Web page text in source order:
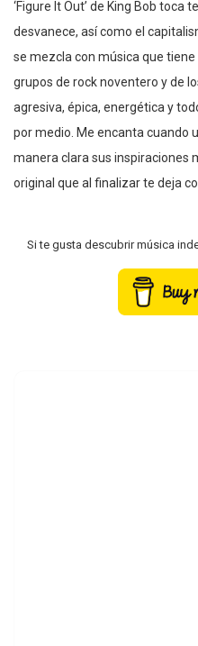
‘Figure It Out’ de King Bob toca
desvanece, así como el
se mezcla con música que
grupos de rock noventero y de
agresiva, épica, energética y
por medio. Me encanta cuando
manera clara sus inspiraciones
original que al finalizar te deja
Si te gusta descubrir música